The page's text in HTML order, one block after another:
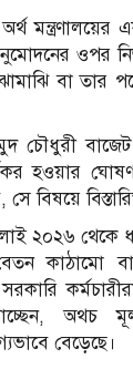
মন্ত্রণালয়ের
অনুমোদনের ওপর
বা তার
চৌধুরী
হওয়ার
বিষয়ে
২০২৬ থেকে
কাঠামো
অথচ
বেড়েছে।